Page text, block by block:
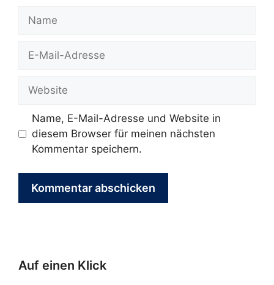
Name
Website
Name, E-Mail-Adresse und Website in
diesem Browser für meinen nächsten
Kommentar speichern.
Auf einen Klick